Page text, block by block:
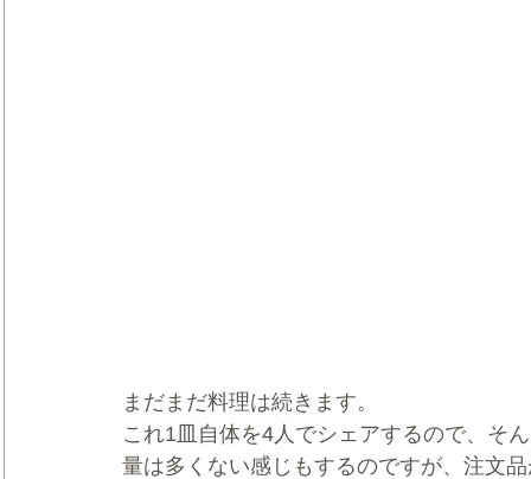
まだまだ料理は続きます。
これ1皿自体を4人でシェアするので、そ
量は多くない感じもするのですが、注文